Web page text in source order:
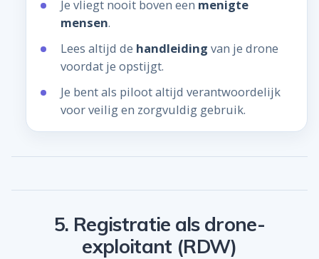
Je vliegt nooit boven een menigte
mensen.
Lees altijd de handleiding van je drone
voordat je opstijgt.
Je bent als piloot altijd verantwoordelijk
voor veilig en zorgvuldig gebruik.
5. Registratie als drone-
exploitant (RDW)